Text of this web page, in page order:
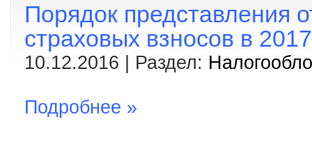
Порядок представления
страховых взносов в
10.12.2016 | Раздел:
Подробнее »